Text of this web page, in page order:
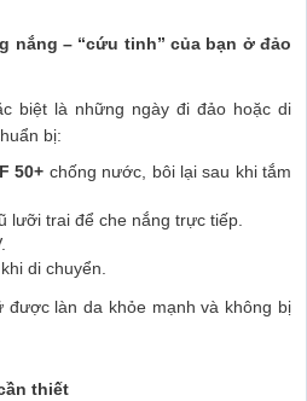
nắng – “cứu tinh” của bạn ở đảo
biệt là những ngày đi đảo hoặc di
bị:
50+ chống nước, bôi lại sau khi tắm
lưỡi trai để che nắng trực tiếp.
di chuyển.
được làn da khỏe mạnh và không bị
thiết